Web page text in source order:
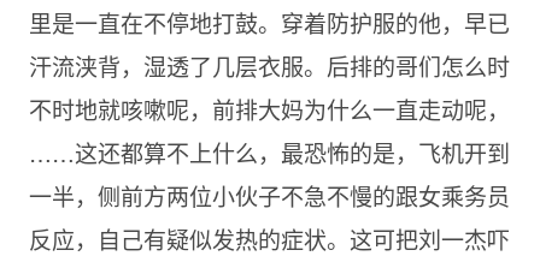
里是一直在不停地打鼓。穿着防护服的他，早已
汗流浃背，湿透了几层衣服。后排的哥们怎么时
不时地就咳嗽呢，前排大妈为什么一直走动呢，
……这还都算不上什么，最恐怖的是，飞机开到
一半，侧前方两位小伙子不急不慢的跟女乘务员
反应，自己有疑似发热的症状。这可把刘一杰吓